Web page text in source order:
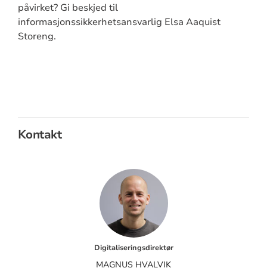
påvirket? Gi beskjed til
informasjonssikkerhetsansvarlig Elsa Aaquist
Storeng.
Kontakt
Digitaliseringsdirektør
MAGNUS HVALVIK